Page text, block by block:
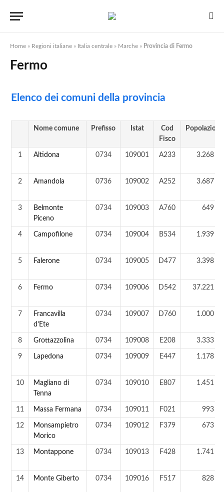
Home » Regioni italiane » Italia centrale » Marche » Provincia di Fermo
Fermo
Elenco dei comuni della provincia
Nome comune Prefisso Istat
Cod
Fisco
Popolazione
1 Altidona 0734 109001 A233 3.268 ab
2 Amandola 0736 109002 A252 3.687 ab
3
Belmonte
Piceno
0734 109003 A760 649 ab
4 Campofilone 0734 109004 B534 1.939 ab
5 Falerone 0734 109005 D477 3.398 ab
6 Fermo 0734 109006 D542 37.221 ab
7
Francavilla
d’Ete
0734 109007 D760 1.000 ab
8 Grottazzolina 0734 109008 E208 3.333 ab
9 Lapedona 0734 109009 E447 1.178 ab
10
Magliano di
Tenna
0734 109010 E807 1.451 ab
11 Massa Fermana 0734 109011 F021 993 ab
12
Monsampietro
Morico
0734 109012 F379 673 ab
13 Montappone 0734 109013 F428 1.741 ab
14 Monte Giberto 0734 109016 F517 828 ab